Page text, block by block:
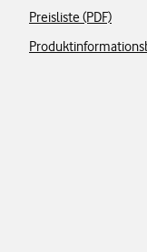
Preisliste (PDF)